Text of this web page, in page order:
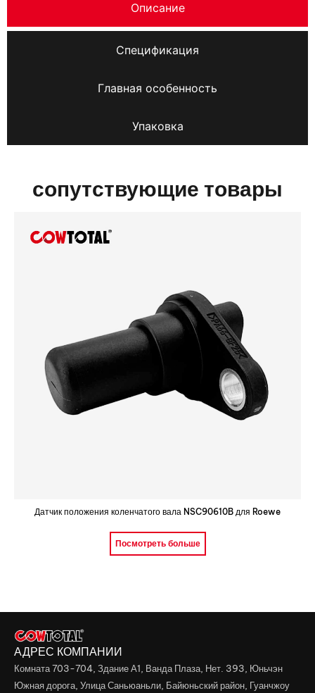
Описание
Спецификация
Главная особенность
Упаковка
сопутствующие товары
Датчик положения коленчатого вала NSC90610B для Roewe
Посмотреть больше
АДРЕС КОМПАНИИ
Комната 703-704, Здание А1, Ванда Плаза, Нет. 393, Юньчэн
Южная дорога, Улица Саньюаньли, Байюньский район, Гуанчжоу